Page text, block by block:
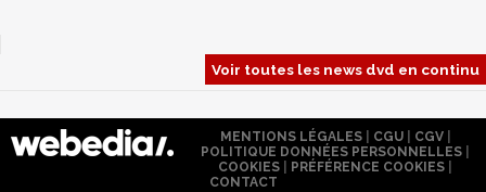
Voir toutes les news dvd en continu
MENTIONS LÉGALES| CGU| CGV|
POLITIQUE DONNÉES PERSONNELLES
COOKIES
PRÉFÉRENCE COOKIES
CONTACT